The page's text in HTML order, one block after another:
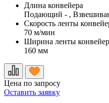
Длина конвейера
Подающий - ,
Скорость ленты
70 м/мин
Ширина ленты
160 мм
Цена по запросу
Оставить заявку